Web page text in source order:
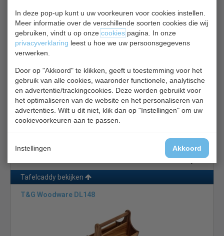
In deze pop-up kunt u uw voorkeuren voor cookies instellen.
Meer informatie over de verschillende soorten cookies die wij
gebruiken, vindt u op onzecookiespagina. In onze
privacyverklaring leest u hoe we uw persoonsgegevens
verwerken.
Door op "Akkoord" te klikken, geeft u toestemming voor het
gebruik van alle cookies, waaronder functionele, analytische
en advertentie/trackingcookies. Deze worden gebruikt voor
het optimaliseren van de website en het personaliseren van
advertenties. Wilt u dit niet, klik dan op "Instellingen" om uw
cookievoorkeuren aan te passen.
Instellingen Akkoord
Tafelbakje | acaciahout | B10 x D10 x H10 cm
€ 18,70
€ 18,00
Tafelcaddy bekijken
Tafelcaddy | hout | B23 x D10 x H24 cm
€ 25,00
Tafelcaddy bekijken
T&G Woodware DL148